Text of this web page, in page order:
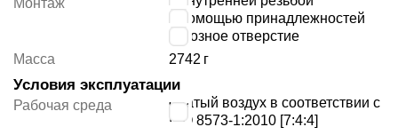
Монтаж
с помощью принадлежностей
сквозное отверстие
Масса
2742 г
Условия эксплуатации
Рабочая среда
сжатый воздух в соответствии с
ISO 8573-1:2010 [7:4:4]